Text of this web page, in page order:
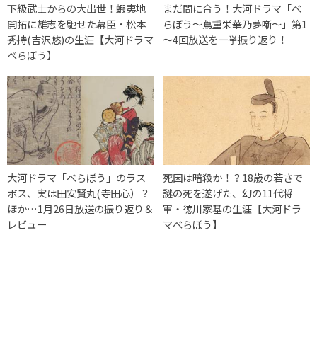
下級武士からの大出世！蝦夷地
開拓に雄志を馳せた幕臣・松本
秀持(吉沢悠)の生涯【大河ドラマ
べらぼう】
まだ間に合う！大河ドラマ「べ
らぼう～蔦重栄華乃夢噺～」第1
～4回放送を一挙振り返り！
大河ドラマ「べらぼう」のラス
ボス、実は田安賢丸(寺田心）？
ほか…1月26日放送の振り返り＆
レビュー
死因は暗殺か！？18歳の若さで
謎の死を遂げた、幻の11代将
軍・徳川家基の生涯【大河ドラ
マべらぼう】